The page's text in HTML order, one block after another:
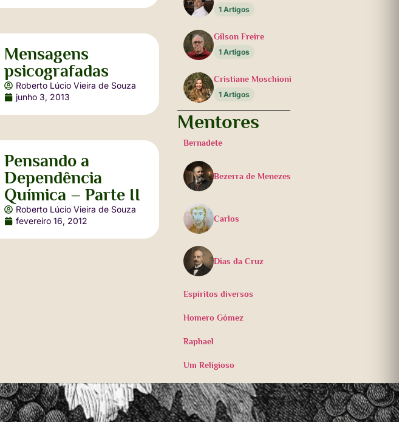
Mensagens
psicografadas
Roberto Lúcio Vieira de Souza
junho 3, 2013
Pensando a
Dependência
Química – Parte II
Roberto Lúcio Vieira de Souza
fevereiro 16, 2012
1 Artigos
Gilson Freire
1 Artigos
Cristiane Moschioni
1 Artigos
Mentores
Bernadete
Bezerra de Menezes
Carlos
Dias da Cruz
Espíritos diversos
Homero Gómez
Raphael
Um Religioso